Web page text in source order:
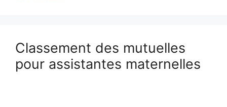
Classement des mutuelles
pour assistantes maternelles